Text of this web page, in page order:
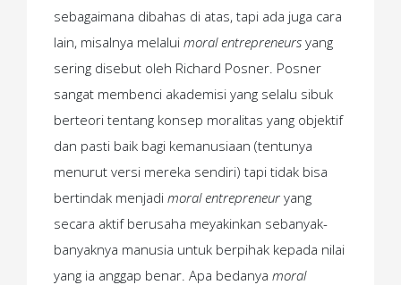
sebagaimana dibahas di atas, tapi ada juga cara
lain, misalnya melalui moral entrepreneurs yang
sering disebut oleh Richard Posner. Posner
sangat membenci akademisi yang selalu sibuk
berteori tentang konsep moralitas yang objektif
dan pasti baik bagi kemanusiaan (tentunya
menurut versi mereka sendiri) tapi tidak bisa
bertindak menjadi moral entrepreneur yang
secara aktif berusaha meyakinkan sebanyak-
banyaknya manusia untuk berpihak kepada nilai
yang ia anggap benar. Apa bedanya moral